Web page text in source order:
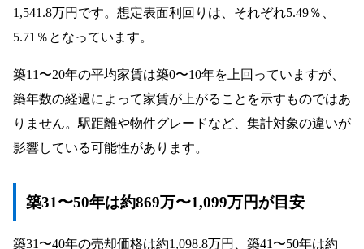
います。早めに売却したほうが良いでしょう
か？
はかかりますか？
Q5. 現在委託している賃貸管理会社に売却を
依頼した方が高く売れますか？
Q6. 今すぐ売却する予定がなくても、現在の
か？
ンルーム価格は今後どうなりますか？
1,541.8万円です。想定表面利回りは、それぞれ5.49％、
5.71％となっています。
築11〜20年の平均家賃は築0〜10年を上回っていますが、
築年数の経過によって家賃が上がることを示すものではあ
りません。駅距離や物件グレードなど、集計対象の違いが
影響している可能性があります。
築31〜50年は約869万〜1,099万円が目安
築31〜40年の売却価格は約1,098.8万円、築41〜50年は約